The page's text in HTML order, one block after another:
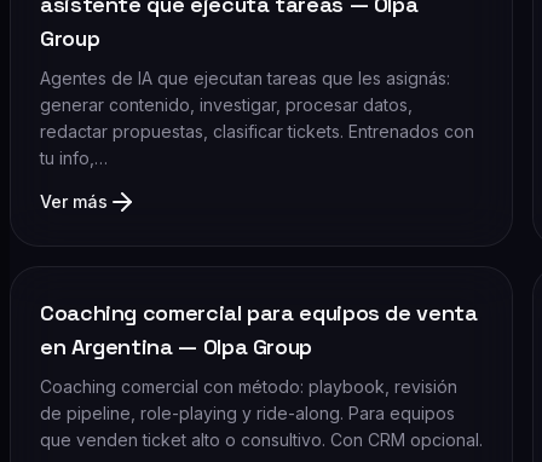
Group
Agentes de IA que ejecutan tareas que les asignás:
generar contenido, investigar, procesar datos,
redactar propuestas, clasificar tickets. Entrenados con
tu info,…
Ver más
Coaching comercial para equipos de venta
en Argentina — Olpa Group
Coaching comercial con método: playbook, revisión
de pipeline, role-playing y ride-along. Para equipos
que venden ticket alto o consultivo. Con CRM opcional.